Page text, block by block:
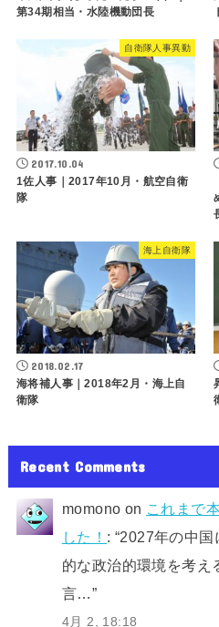
第34期相当・水陸機動団長
自衛隊人事異動
2017.10.04
1佐人事｜2017年10月・航空自衛
隊
海上自衛隊
2018.02.17
海将補人事｜2018年2月・海上自
衛隊
Recent Comments
momono on これまで
した！ : “2027年の中国
的な政治的環境を考え
言…”
4月 2, 18:18